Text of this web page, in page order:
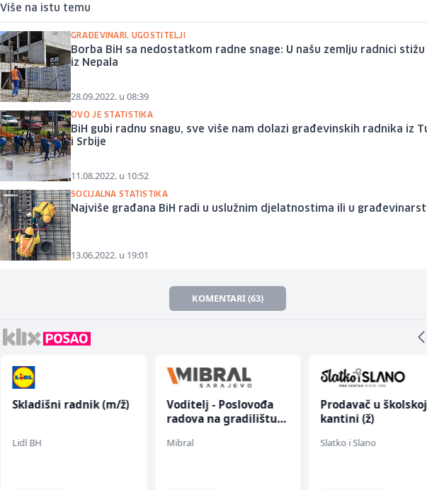
Više na istu temu
GRAĐEVINARI, UGOSTITELJI
Borba BiH sa nedostatkom radne snage: U našu zemlju radnici stižu
iz Nepala
28.09.2022. u 08:39
OVO JE STATISTIKA
BiH gubi radnu snagu, sve više nam dolazi građevinskih radnika iz
i Srbije
11.08.2022. u 10:52
SOCIJALNA STATISTIKA
Najviše građana BiH radi u uslužnim djelatnostima ili u
13.06.2022. u 19:01
KOMENTARI (63)
Skladišni radnik (m/ž)
Lidl BH
Voditelj - Poslovođa
radova na gradilištu
Mibral
Prodavač u školskoj
kantini (ž)
Slatko i Slano